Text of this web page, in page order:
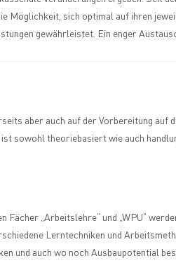
Möglichkeit, sich optimal auf ihren
gewährleistet. Ein enger
aber auch auf der Vorbereitung auf
sowohl theoriebasiert wie auch
„Arbeitslehre“ und „WPU“
Lerntechniken und
und auch wo noch Ausbaupotential